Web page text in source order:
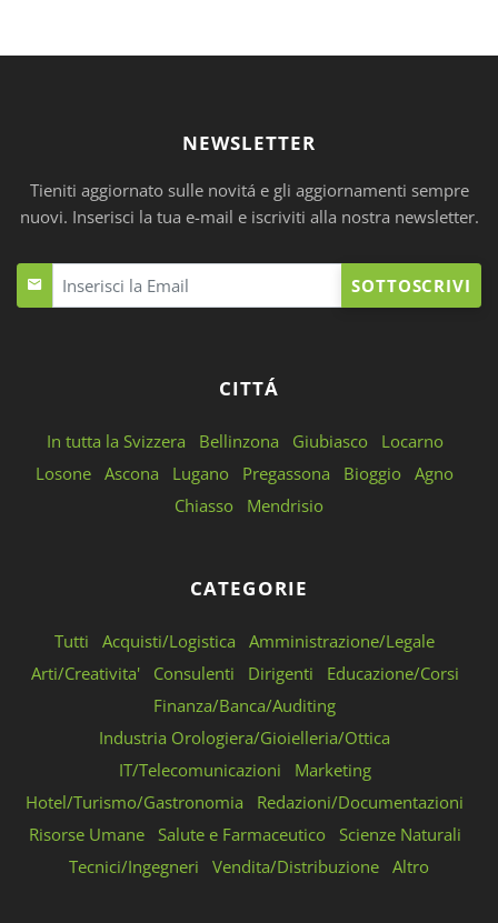
NEWSLETTER
Tieniti aggiornato sulle novitá e gli aggiornamenti sempre
nuovi. Inserisci la tua e-mail e iscriviti alla nostra newsletter.
SOTTOSCRIVI
CITTÁ
In tutta la Svizzera Bellinzona Giubiasco
Locarno
Losone Ascona Lugano Pregassona Bioggio Agno
Chiasso
Mendrisio
CATEGORIE
Tutti Acquisti/Logistica
Amministrazione/Legale
Arti/Creativita'
Consulenti Dirigenti
Educazione/Corsi
Finanza/Banca/Auditing
Industria Orologiera/Gioielleria/Ottica
IT/Telecomunicazioni
Marketing
Hotel/Turismo/Gastronomia
Redazioni/Documentazioni
Risorse Umane
Salute e Farmaceutico
Scienze Naturali
Tecnici/Ingegneri
Vendita/Distribuzione Altro